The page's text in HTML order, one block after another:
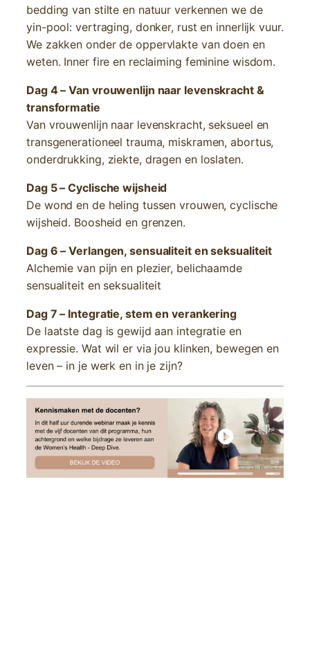
bedding van stilte en natuur verkennen we de
yin-pool: vertraging, donker, rust en innerlijk vuur.
We zakken onder de oppervlakte van doen en
weten. Inner fire en reclaiming feminine wisdom.
Dag 4 – Van vrouwenlijn naar levenskracht &
transformatie
Van vrouwenlijn naar levenskracht, seksueel en
transgenerationeel trauma, miskramen, abortus,
onderdrukking, ziekte, dragen en loslaten.
Dag 5 – Cyclische wijsheid
De wond en de heling tussen vrouwen, cyclische
wijsheid. Boosheid en grenzen.
Dag 6 – Verlangen, sensualiteit en seksualiteit
Alchemie van pijn en plezier, belichaamde
sensualiteit en seksualiteit
Dag 7 – Integratie, stem en verankering
De laatste dag is gewijd aan integratie en
expressie. Wat wil er via jou klinken, bewegen en
leven – in je werk en in je zijn?